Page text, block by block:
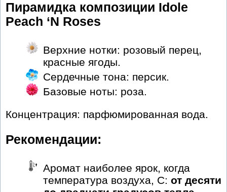
Пирамидка композиции Idole
Peach ‘N Roses
Верхние нотки: розовый перец,
красные ягоды.
Сердечные тона: персик.
Базовые ноты: роза.
Концентрация: парфюмированная вода.
Рекомендации:
Аромат наиболее ярок, когда
температура воздуха, С: от десяти